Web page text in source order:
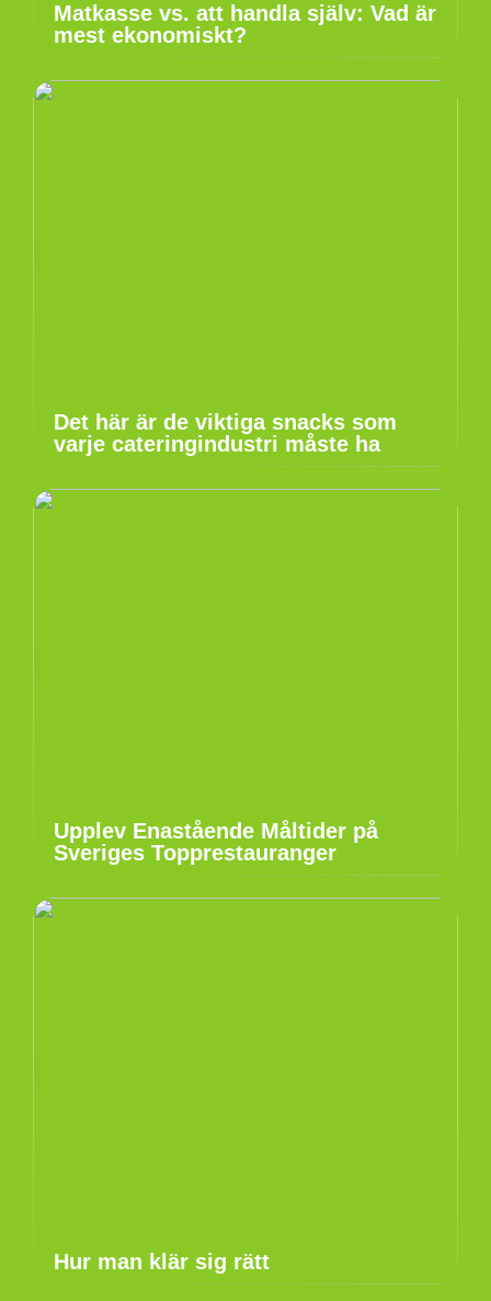
Matkasse vs. att handla själv: Vad är
mest ekonomiskt?
Det här är de viktiga snacks som
varje cateringindustri måste ha
Upplev Enastående Måltider på
Sveriges Topprestauranger
Hur man klär sig rätt